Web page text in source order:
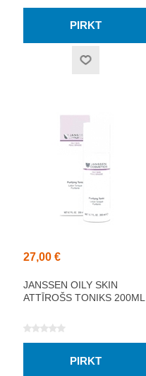
27,00 €
JANSSEN OILY SKIN
ATTĪROŠS TONIKS 200ML